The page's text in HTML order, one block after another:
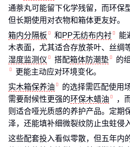
通萘丸可能留下化学残留，而环保
但长期使用对衣物和箱体更友好。
箱内分隔板
和 PP无纺布内衬
能
木表面，尤其适合存放茶叶、丝绸
湿度监测仪
搭配箱体防潮垫 的
更能主动应对环境变化。
实木箱保养油
的选择需匹配使用
需要耐候性更强的环保木蜡油
，
则适合哑光质感的养护产品。定期
泽，还能填补细微裂纹防止虫蛀侵入
这些配套投入看似零散，但五年内